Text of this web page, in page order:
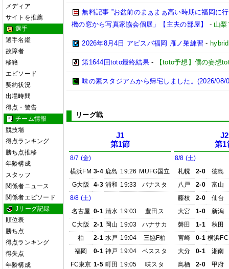
メディア
サイトを推薦
選手
選手名鑑
故障者
移籍
エピソード
契約状況
出場時間
得点・警告
チーム情報
競技場
得点ランキング
勝ち点推移
年齢構成
スタッフ
関係者ニュース
関係者エピソード
Jリーグ記録
順位表
勝ち点
得点ランキング
得失点
年齢構成
無料記事 ”お盆前のまぁまぁ高い時期に福岡に
機の窓から写真家協会個展」【主夫の部屋】
- 山梨
2026年8月4日 アビスパ福岡 雁ノ巣練習 -
第1644回toto最終結果 - 【toto予想】僕の妄想
味の素スタジアムから帰宅しました。(2026/08/
リーグ戦
J1
第1節
8/7 (金)
横浜FM 3-4 鹿島 19:26 MUFG国立
G大阪
4-3 浦和 19:33
パナスタ
8/8 (土)
名古屋 0-1 清水 19:03
豊田ス
C大阪
2-1 岡山 19:03
ハナサカ
柏
2-1 水戸 19:04
三協F柏
福岡
0-1 神戸 19:04
ベススタ
FC東京 1-5 町田 19:05
味スタ
J2
第1
8/8 (土)
札幌
2-0
徳島
八戸
2-0
富山
藤枝
2-0
仙台
大宮
1-0
新潟
磐田
1-1
秋田
宮崎
0-1 横浜FC
大分
0-1
湘南
鳥栖
2-0
甲府